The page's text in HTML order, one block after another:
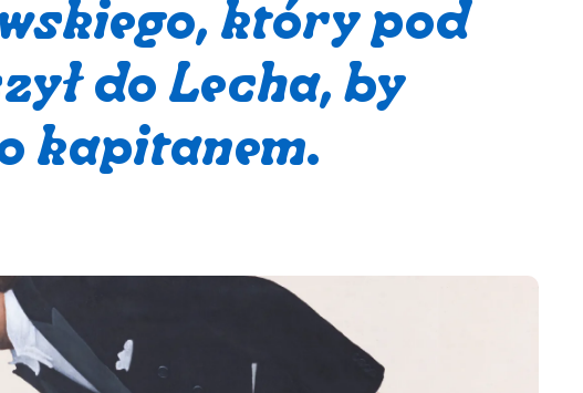
który pod
do Lecha, by
kapitanem.